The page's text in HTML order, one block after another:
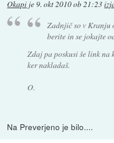
Okapi je9. okt 2010 ob 21:23
Zadnjič so v Kranju
berite in se jokajte
Zdaj pa poskusi še link na
ker nakladaš.
O.
Na Preverjeno je bilo....